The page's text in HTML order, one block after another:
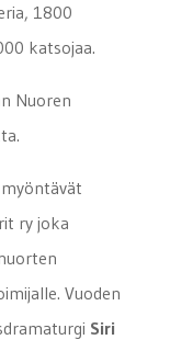
1800
katsojaa.
Nuoren
ry joka
Vuoden
Siri